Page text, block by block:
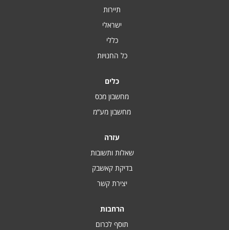
תיירות
ישראלי
כללי
כל החנויות
כלים
מחשבון מכס
מחשבון מע“מ
עזרה
שאלות ותשובות
בדיקת קאשבק
יצירת קשר
הרחבות
תוסף לכרום